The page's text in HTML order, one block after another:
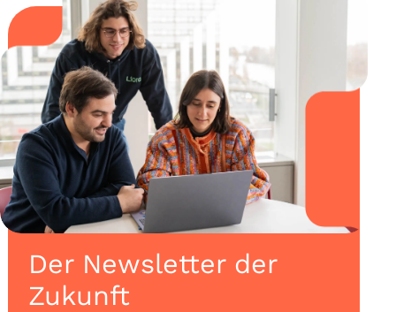
Der Newsletter der
Zukunft